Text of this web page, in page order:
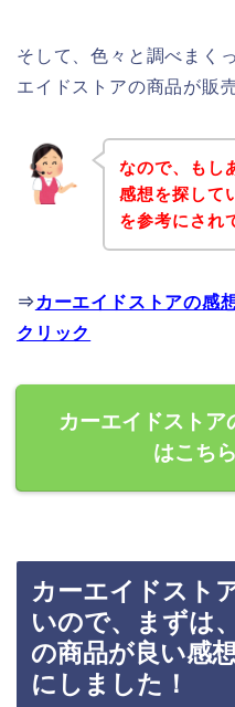
そして、色々と調べまく
エイドストアの商品が販
なので、もし
感想を探して
を参考にされ
⇒ カーエイドストアの感
クリック
カーエイドスト
はこち
カーエイドスト
いので、まずは
の商品が良い感
にしました！